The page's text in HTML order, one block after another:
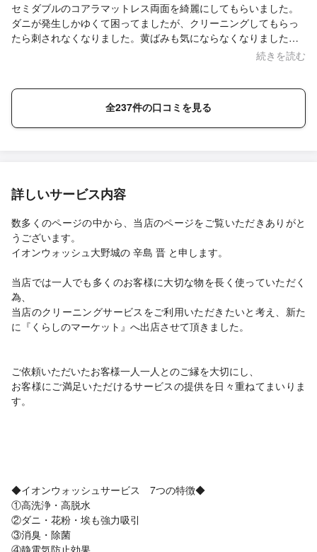
セミダブルのコアラマットレス両面を綺麗にしてもらいました。
ダニが発生しかゆくて困ってましたが、クリーニングしてもらっ
たら刺されなくなりました。黄ばみも気にならなくなりました。
物が散乱している狭い寝室でエアコンもなく作業しづらかったと
続きを読む
全237件の口コミを見る
詳しいサービス内容
数多くのページの中から、当店のページをご覧いただきありがと
うございます。
イオンウォッシュ大野城の 辛島 晋 と申します。
当店では一人でも多くのお客様に大切な物を長く使っていただく
為、
当店のクリーニングサービスをご利用いただきたいと考え、新た
に『くらしのマーケット』へ出店させて頂きました。
ご依頼いただいたお客様一人一人とのご縁を大切にし、
お客様にご満足いただけるサービスの提供を日々重ねてまいりま
す。
◆イオンウォッシュサービス 7つの特徴◆
①高洗浄・高脱水
②ダニ・花粉・埃も強力吸引
③消臭・除菌
④静電気防止効果